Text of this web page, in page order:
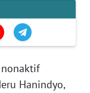
Hanindyo,